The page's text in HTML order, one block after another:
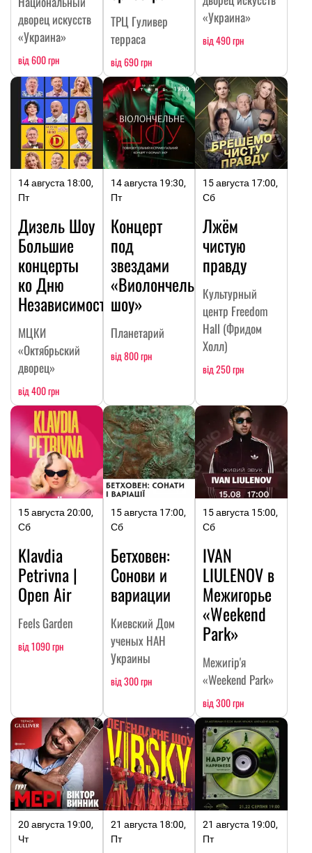
дворец искусств
«Украина»
від 600 грн
ТРЦ Гуливер
терраса
від 690 грн
«Украина»
від 490 грн
14 августа 18:00,
Пт
Дизель Шоу
Большие
концерты
ко Дню
Независимости
МЦКИ
«Октябрьский
дворец»
від 400 грн
14 августа 19:30,
Пт
Концерт
под
звездами
«Виолончельное
шоу»
Планетарий
від 800 грн
15 августа 17:00,
Сб
Лжём
чистую
правду
Культурный
центр Freedom
Hall (Фридом
Холл)
від 250 грн
15 августа 20:00,
Сб
Klavdia
Petrivna |
Open Air
Feels Garden
від 1090 грн
15 августа 17:00,
Сб
Бетховен:
Сонови и
вариации
Киевский Дом
ученых НАН
Украины
від 300 грн
15 августа 15:00,
Сб
IVAN
LIULENOV в
Межигорье
«Weekend
Park»
Межигір'я
«Weekend Park»
від 300 грн
20 августа 19:00,
Чт
21 августа 18:00,
Пт
21 августа 19:00,
Пт